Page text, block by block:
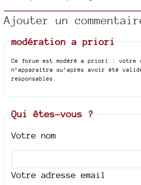
Ajouter un
modération a priori
Ce forum est modéré a priori : votre
n’apparaîtra qu’après avoir été
responsables.
Qui êtes-vous ?
Votre nom
Votre adresse email